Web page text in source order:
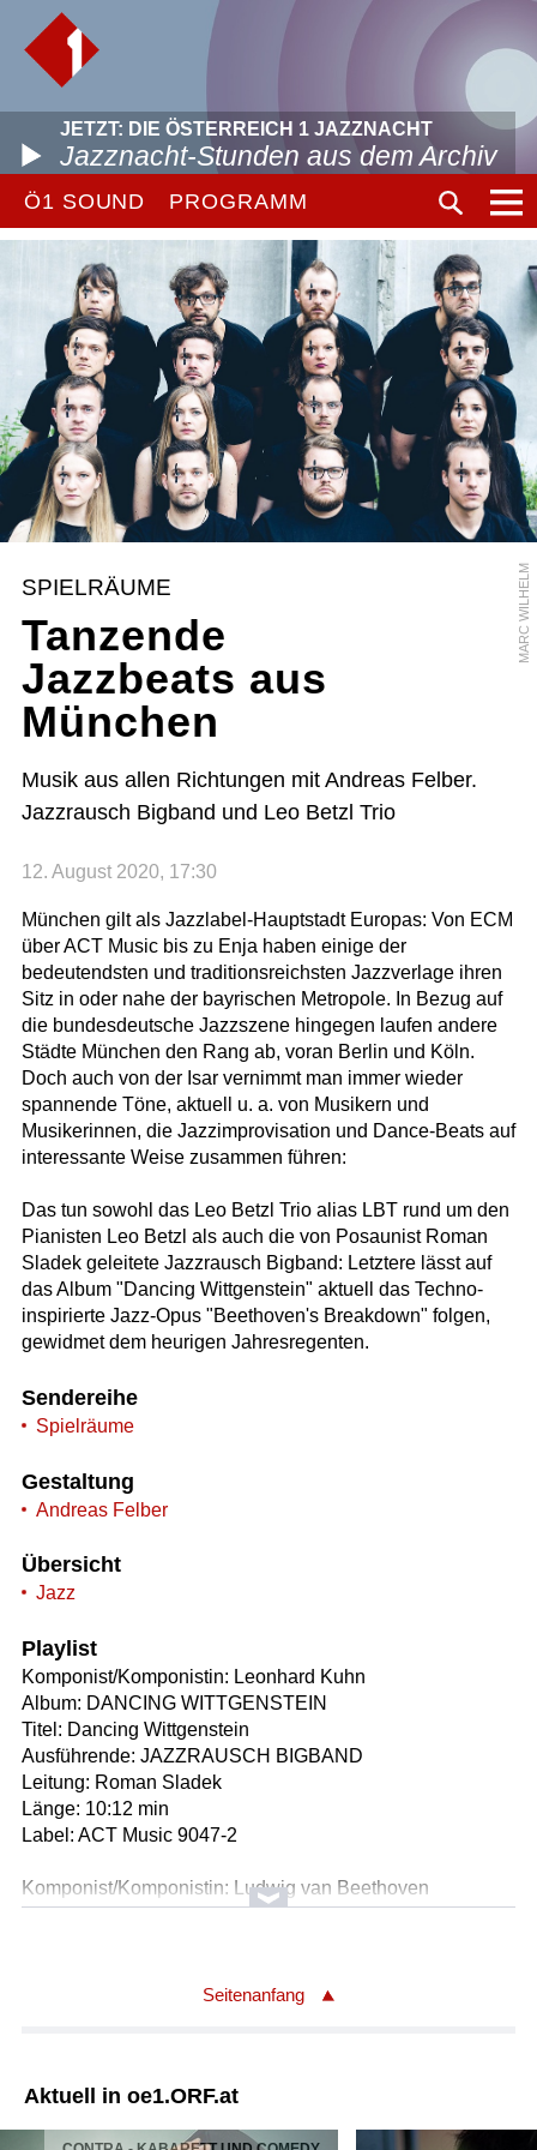
JETZT: DIE ÖSTERREICH 1 JAZZNACHT
Jazznacht-Stunden aus dem Archiv
Ö1 SOUND PROGRAMM
MARC WILHELM
SPIELRÄUME
Tanzende
Jazzbeats aus
München
Musik aus allen Richtungen mit Andreas Felber.
Jazzrausch Bigband und Leo Betzl Trio
12. August 2020, 17:30
München gilt als Jazzlabel-Hauptstadt Europas: Von ECM
über ACT Music bis zu Enja haben einige der
bedeutendsten und traditionsreichsten Jazzverlage ihren
Sitz in oder nahe der bayrischen Metropole. In Bezug auf
die bundesdeutsche Jazzszene hingegen laufen andere
Städte München den Rang ab, voran Berlin und Köln.
Doch auch von der Isar vernimmt man immer wieder
spannende Töne, aktuell u. a. von Musikern und
Musikerinnen, die Jazzimprovisation und Dance-Beats auf
interessante Weise zusammen führen:
Das tun sowohl das Leo Betzl Trio alias LBT rund um den
Pianisten Leo Betzl als auch die von Posaunist Roman
Sladek geleitete Jazzrausch Bigband: Letztere lässt auf
das Album "Dancing Wittgenstein" aktuell das Techno-
inspirierte Jazz-Opus "Beethoven's Breakdown" folgen,
gewidmet dem heurigen Jahresregenten.
Sendereihe
Spielräume
Gestaltung
Andreas Felber
Übersicht
Jazz
Playlist
Komponist/Komponistin: Leonhard Kuhn
Album: DANCING WITTGENSTEIN
Titel: Dancing Wittgenstein
Ausführende: JAZZRAUSCH BIGBAND
Leitung: Roman Sladek
Länge: 10:12 min
Label: ACT Music 9047-2
Komponist/Komponistin: Ludwig van Beethoven
Bearbeiter/Bearbeiterin: Leonhard Kuhn
Leitung: Roman Sladek
Länge: 05:55 min
Seitenanfang
Aktuell in oe1.ORF.at